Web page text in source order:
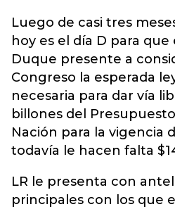
Luego de casi tres
hoy es el día D para
Duque presente a
Congreso la esperada
necesaria para dar vía
billones del
Nación para la vigencia
todavía le hacen falta
LR le presenta con
principales con los que